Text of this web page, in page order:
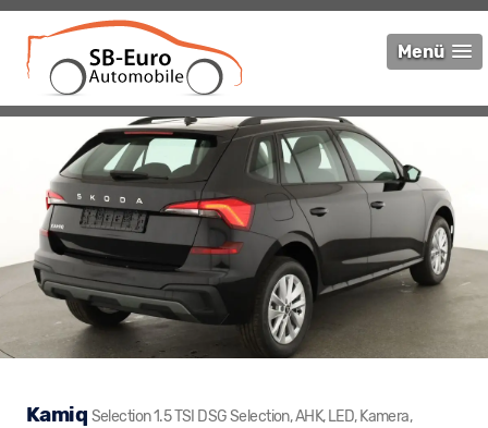
Menü
Kamiq Selection 1.5 TSI DSG Selection, AHK, LED, Kamera,